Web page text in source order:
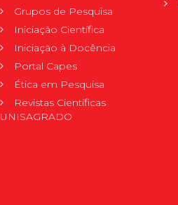
Grupos de Pesquisa
Iniciação Científica
Iniciação à Docência
Portal Capes
Ética em Pesquisa
Revistas Científicas
UNISAGRADO